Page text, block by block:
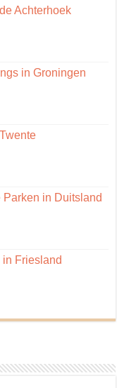
Achterhoek
in Groningen
in Duitsland
in Friesland